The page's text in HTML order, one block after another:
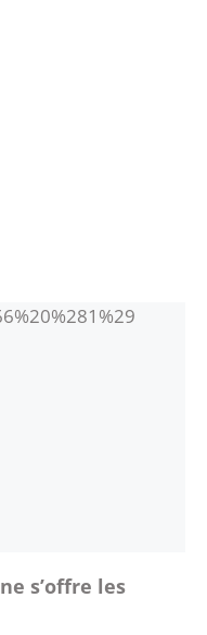
s’offre les